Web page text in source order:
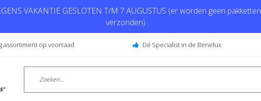
VAKANTIE GESLOTEN T/M 7 AUGUSTUS (er worden geen pakketten
verzonden)
assortiment op voorraad Dé Specialist in de Benelux